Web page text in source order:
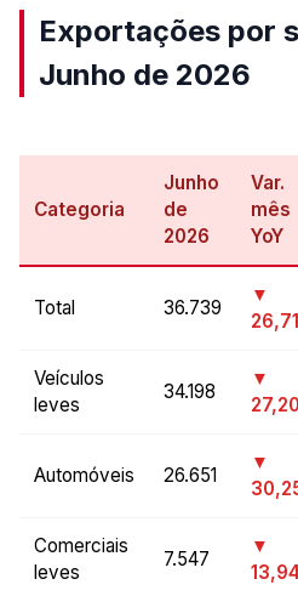
Exportações por
Junho de 2026
Categoria
Junho
de
2026
Var.
mês
YoY
Total 36.739
▼
Veículos
leves
34.198
▼
Automóveis 26.651
▼
Comerciais
leves
7.547
▼